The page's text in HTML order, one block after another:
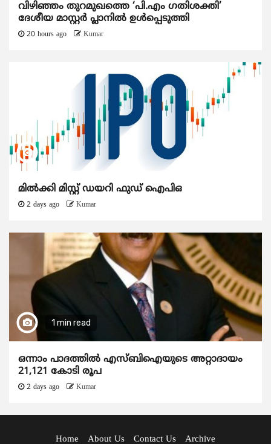
വിഴിഞ്ഞം തുറമുഖത്തെ ‘പി.എം ഗതിശക്തി’
ദേശീയ മാസ്റ്റർ പ്ലാനിൽ ഉൾപ്പെടുത്തി
20 hours ago Kumar
മിൽക്കി മിസ്റ്റ് ഡയറി ഫുഡ് ഐപിഒ
2 days ago Kumar
1 min read
ഒന്നാം പാദത്തിൽ എസ്ബിഐയുടെ അറ്റാദായം
21,121 കോടി രൂപ
2 days ago Kumar
Home About Us Contact Us Archive